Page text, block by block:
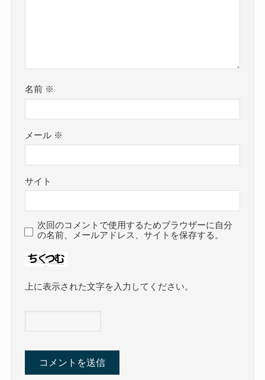
名前 ※
メール ※
サイト
次回のコメントで使用するためブラウザーに自分
の名前、メールアドレス、サイトを保存する。
上に表示された文字を入力してください。